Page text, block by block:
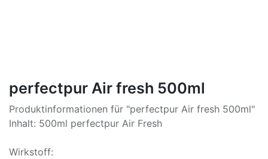
perfectpur Air fresh 500ml
Produktinformationen für "perfectpur Air fresh 500ml"
Inhalt: 500ml perfectpur Air Fresh
Wirkstoff: